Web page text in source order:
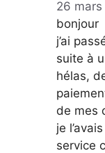
26 mars
bonjour
j’ai
suite à
hélas,
de mes
je
service